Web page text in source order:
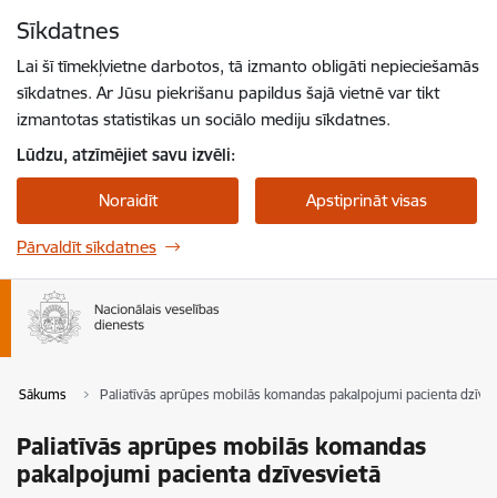
Sīkdatnes
Lai šī tīmekļvietne darbotos, tā izmanto obligāti nepieciešamās
sīkdatnes. Ar Jūsu piekrišanu papildus šajā vietnē var tikt
izmantotas statistikas un sociālo mediju sīkdatnes.
Lūdzu, atzīmējiet savu izvēli:
Noraidīt Apstiprināt visas
Pārvaldīt sīkdatnes
Sākums Paliatīvās aprūpes mobilās komandas pakalpojumi pacienta
Paliatīvās aprūpes mobilās komandas
pakalpojumi pacienta dzīvesvietā